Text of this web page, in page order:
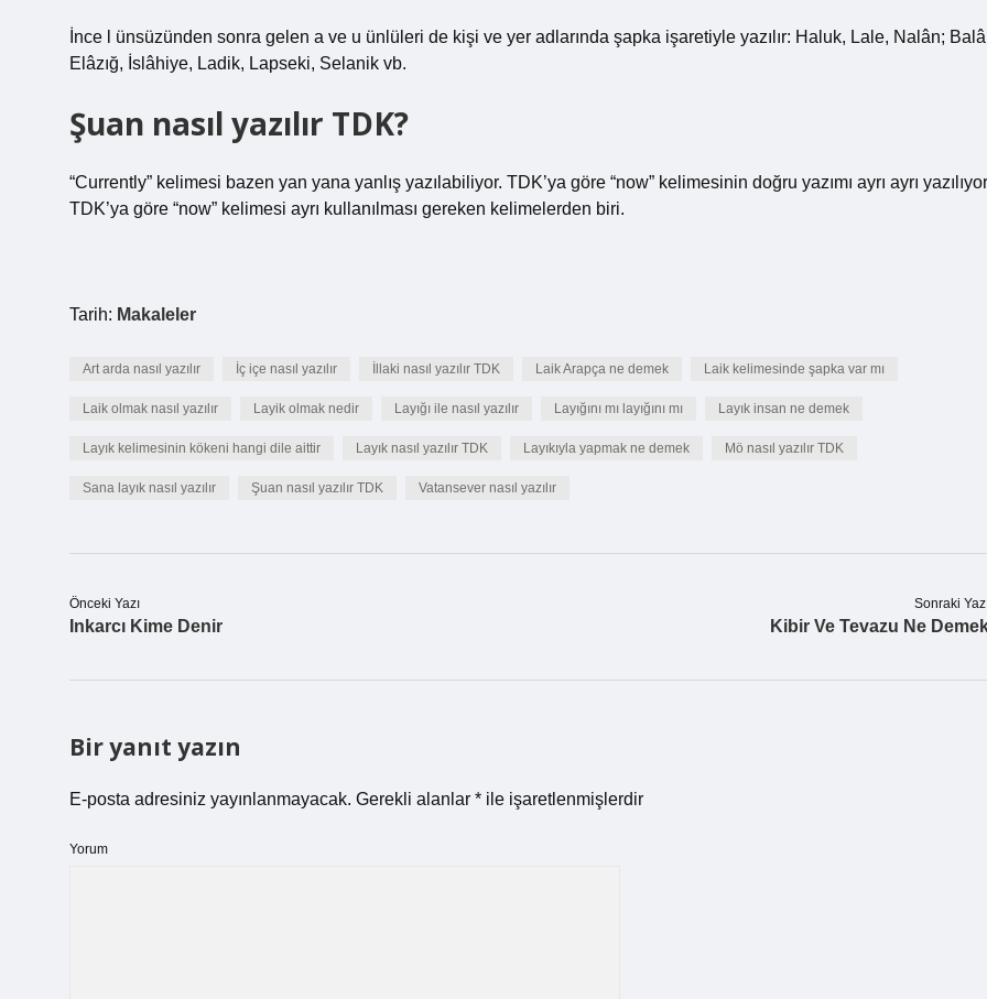
İnce l ünsüzünden sonra gelen a ve u ünlüleri de kişi ve yer adlarında şapka işaretiyle yazılır: Haluk, Lale, Nalân;
Elâzığ, İslâhiye, Ladik, Lapseki, Selanik vb.
Şuan nasıl yazılır TDK?
“Currently” kelimesi bazen yan yana yanlış yazılabiliyor. TDK’ya göre “now” kelimesinin doğru yazımı ayrı ayrı
TDK’ya göre “now” kelimesi ayrı kullanılması gereken kelimelerden biri.
Tarih: Makaleler
Art arda nasıl yazılır İç içe nasıl yazılır İllaki nasıl yazılır TDK Laik Arapça ne demek Laik kelimesinde şapka var mı
Laik olmak nasıl yazılır Layik olmak nedir Layığı ile nasıl yazılır Layığını mı layığını mı Layık insan ne demek
Layık kelimesinin kökeni hangi dile aittir Layık nasıl yazılır TDK Layıkıyla yapmak ne demek Mö nasıl yazılır TDK
Sana layık nasıl yazılır Şuan nasıl yazılır TDK Vatansever nasıl yazılır
Önceki Yazı
Inkarcı Kime Denir
Sonraki
Kibir Ve Tevazu Ne
Bir yanıt yazın
E-posta adresiniz yayınlanmayacak. Gerekli alanlar * ile işaretlenmişlerdir
Yorum